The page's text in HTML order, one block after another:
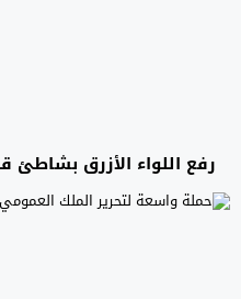
رفع اللواء الأزرق بشاطئ قرية